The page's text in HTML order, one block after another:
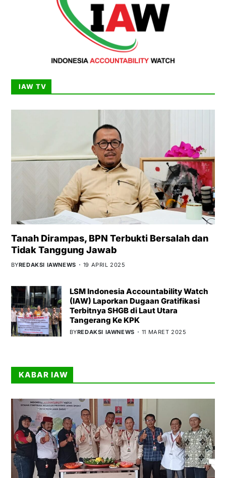
IAW TV
Tanah Dirampas, BPN Terbukti Bersalah dan
Tidak Tanggung Jawab
BYREDAKSI IAWNEWS 19 APRIL 2025
LSM Indonesia Accountability Watch
(IAW) Laporkan Dugaan Gratifikasi
Terbitnya SHGB di Laut Utara
Tangerang Ke KPK
BYREDAKSI IAWNEWS 11 MARET 2025
KABAR IAW